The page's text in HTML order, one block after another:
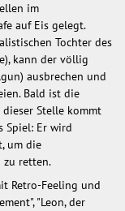
im
auf Eis gelegt.
Tochter des
kann der völlig
ausbrechen und
Bald ist die
Stelle kommt
Spiel: Er wird
um die
zu retten.
Retro-Feeling und
"Leon, der